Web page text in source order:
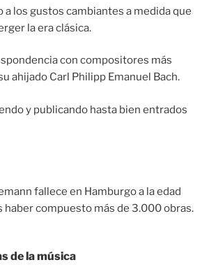
a los gustos cambiantes a medida que
la era clásica.
con compositores más
ahijado Carl Philipp Emanuel Bach.
y publicando hasta bien entrados
fallece en Hamburgo a la edad
haber compuesto más de 3.000 obras.
de la música